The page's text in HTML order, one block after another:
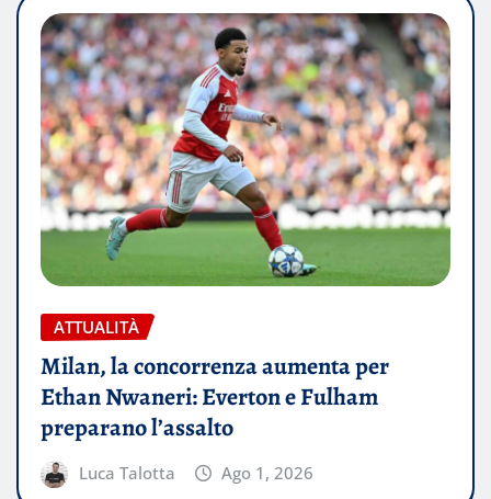
ATTUALITÀ
Milan, la concorrenza aumenta per
Ethan Nwaneri: Everton e Fulham
preparano l’assalto
Luca Talotta Ago 1, 2026